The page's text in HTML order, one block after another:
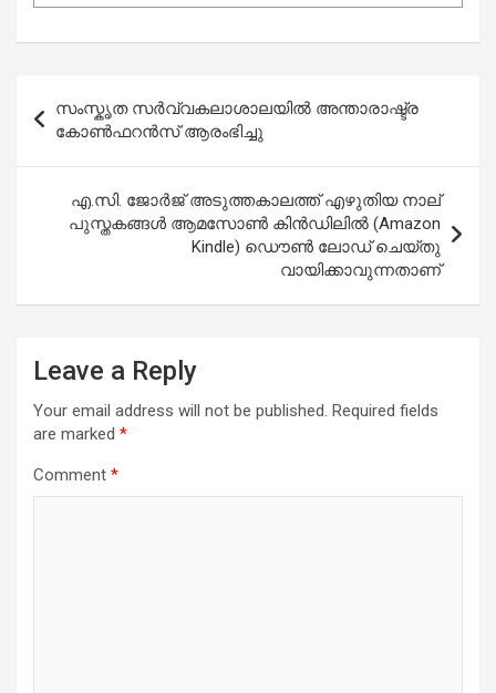
navigation
സംസ്കൃത സർവ്വകലാശാലയിൽ അന്താരാഷ്ട്ര
കോൺഫറൻസ് ആരംഭിച്ചു
എ.സി. ജോർജ് അടുത്തകാലത്ത് എഴുതിയ നാല്
പുസ്തകങ്ങൾ ആമസോൺ കിൻഡിലിൽ (Amazon
Kindle) ഡൌൺ ലോഡ് ചെയ്തു
വായിക്കാവുന്നതാണ്
Leave a Reply
Your email address will not be published. Required fields
are marked *
Comment *